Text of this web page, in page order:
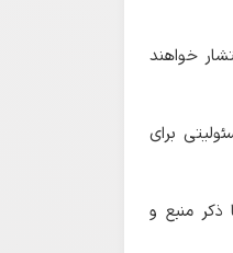
خواهند
برای
ذکر منبع و